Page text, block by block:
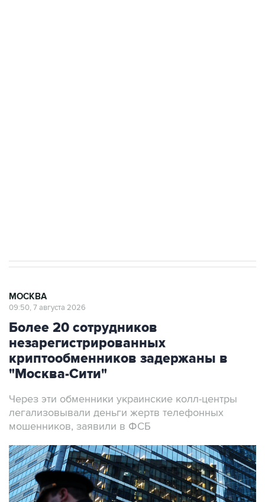
МОСКВА
09:50, 7 августа 2026
Более 20 сотрудников
незарегистрированных
криптообменников задержаны в
"Москва-Сити"
Через эти обменники украинские колл-центры
легализовывали деньги жертв телефонных
мошенников, заявили в ФСБ